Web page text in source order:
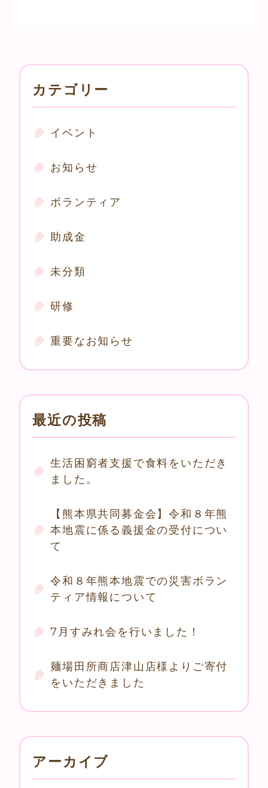
カテゴリー
イベント
お知らせ
ボランティア
助成金
未分類
研修
重要なお知らせ
最近の投稿
生活困窮者支援で食料をいただき
ました。
【熊本県共同募金会】令和８年熊
本地震に係る義援金の受付につい
て
令和８年熊本地震での災害ボラン
ティア情報について
7月すみれ会を行いました！
麺場田所商店津山店様よりご寄付
をいただきました
アーカイブ